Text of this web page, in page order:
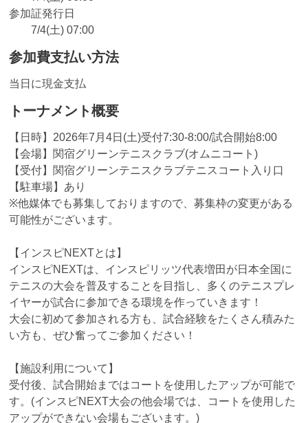
参加証発行日
7/4(土) 07:00
参加費支払い方法
当日に現金支払
トーナメント概要
【日時】2026年7月4日(土)受付7:30-8:00/試合開始8:00
【会場】関宿グリーンテニスクラブ(オムニコート)
【受付】関宿グリーンテニスクラブテニスコート入り口
【駐車場】あり
※他媒体でも募集しておりますので、募集枠の変更がある
可能性がございます。
【インスピNEXTとは】
インスピNEXTは、インスピリッツ代表増田が日本全国に
テニスの大会を普及することを目指し、多くのテニスプレ
イヤーが試合に参加できる環境を作っていきます！
大会に初めて参加される方も、試合経験をたくさん積みた
い方も、ぜひ奮ってご参加ください！
【施設利用について】
受付後、試合開始まではコートを使用したアップが可能で
す。(インスピNEXT大会の他会場では、コートを使用した
アップができない会場もございます。)